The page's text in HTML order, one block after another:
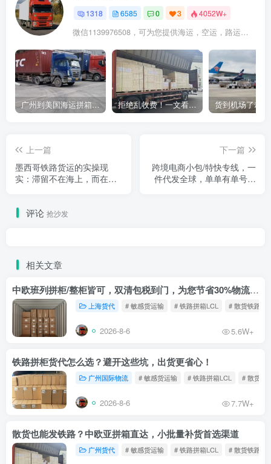
1318 6585 0 3 4052W+
微信1139976508，可为您提供海运，空运，路运，铁路运输
广州到美国海运拼箱多少钱？2024年最新运费构成+隐藏费用避坑指南 拒绝乱收费！一文看懂中国货代计费套路，教你避开所有隐形坑
上一篇
墨西哥铁路货运的实操现
实：滞留不在海上，而在编
下一篇
跨境电商小包/特快专线，一
件代发全球，单单有单号可
评论 抢沙发
相关文章
中欧班列拼柜/整柜皆可，双清包税到门，为您节省30%物流成本！
上海货代 # 敏感货运输 # 铁路拼箱LCL # 散货铁路
2026-8-6 5.6W+
铁路拼柜货代怎么选？避开这些坑，出货更省心！
广州国际物流 # 敏感货运输 # 铁路拼箱LCL # 散货铁
2026-8-6 7.7W+
散货也能发铁路？中欧亚拼箱直达，小批量补货首选渠道
广州货代 # 敏感货运输 # 铁路拼箱LCL # 散货铁路